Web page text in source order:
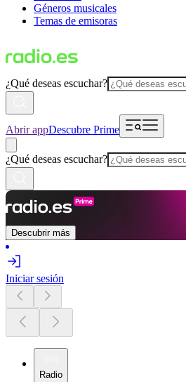
Géneros musicales
Temas de emisoras
¿Qué deseas escuchar?
Abrir appDescubre Prime
¿Qué deseas escuchar?
Descubrir más
Iniciar sesión
Radio